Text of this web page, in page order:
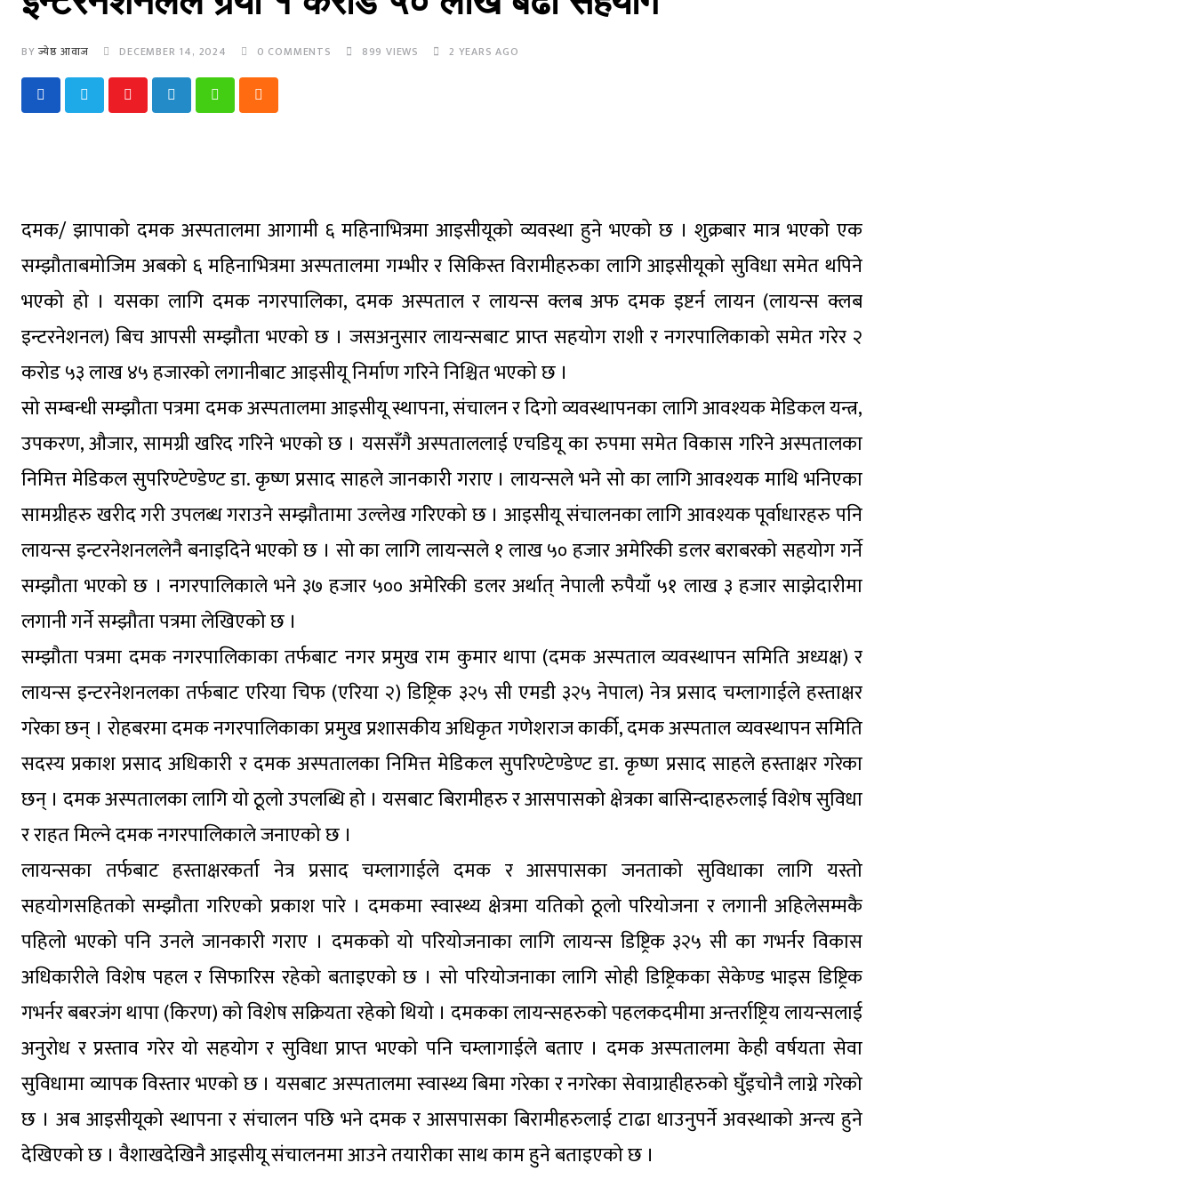
BYज्येष्ठ आवाज DECEMBER 14, 2024 0 COMMENTS 899 VIEWS 2 YEARS AGO
YoutubeLinkedInWhatsappCloud
दमक/ झापाको दमक अस्पतालमा आगामी ६ महिनाभित्रमा आइसीयूको व्यवस्था हुने भएको छ । शुक्रबार मात्र भएको एक
सम्झौताबमोजिम अबको ६ महिनाभित्रमा अस्पतालमा गम्भीर र सिकिस्त विरामीहरुका लागि आइसीयूको सुविधा समेत थपिने
भएको हो । यसका लागि दमक नगरपालिका, दमक अस्पताल र लायन्स क्लब अफ दमक इष्टर्न लायन (लायन्स क्लब
इन्टरनेशनल) बिच आपसी सम्झौता भएको छ । जसअनुसार लायन्सबाट प्राप्त सहयोग राशी र नगरपालिकाको समेत गरेर २
करोड ५३ लाख ४५ हजारको लगानीबाट आइसीयू निर्माण गरिने निश्चित भएको छ ।
सो सम्बन्धी सम्झौता पत्रमा दमक अस्पतालमा आइसीयू स्थापना, संचालन र दिगो व्यवस्थापनका लागि आवश्यक मेडिकल यन्त्र,
उपकरण, औजार, सामग्री खरिद गरिने भएको छ । यससँगै अस्पताललाई एचडियू का रुपमा समेत विकास गरिने अस्पतालका
निमित्त मेडिकल सुपरिण्टेण्डेण्ट डा. कृष्ण प्रसाद साहले जानकारी गराए । लायन्सले भने सो का लागि आवश्यक माथि भनिएका
सामग्रीहरु खरीद गरी उपलब्ध गराउने सम्झौतामा उल्लेख गरिएको छ । आइसीयू संचालनका लागि आवश्यक पूर्वाधारहरु पनि
लायन्स इन्टरनेशनललेनै बनाइदिने भएको छ । सो का लागि लायन्सले १ लाख ५० हजार अमेरिकी डलर बराबरको सहयोग गर्ने
सम्झौता भएको छ । नगरपालिकाले भने ३७ हजार ५०० अमेरिकी डलर अर्थात् नेपाली रुपैयाँ ५१ लाख ३ हजार साझेदारीमा
लगानी गर्ने सम्झौता पत्रमा लेखिएको छ ।
सम्झौता पत्रमा दमक नगरपालिकाका तर्फबाट नगर प्रमुख राम कुमार थापा (दमक अस्पताल व्यवस्थापन समिति अध्यक्ष) र
लायन्स इन्टरनेशनलका तर्फबाट एरिया चिफ (एरिया २) डिष्ट्रिक ३२५ सी एमडी ३२५ नेपाल) नेत्र प्रसाद चम्लागाईले हस्ताक्षर
गरेका छन् । रोहबरमा दमक नगरपालिकाका प्रमुख प्रशासकीय अधिकृत गणेशराज कार्की, दमक अस्पताल व्यवस्थापन समिति
सदस्य प्रकाश प्रसाद अधिकारी र दमक अस्पतालका निमित्त मेडिकल सुपरिण्टेण्डेण्ट डा. कृष्ण प्रसाद साहले हस्ताक्षर गरेका
छन् । दमक अस्पतालका लागि यो ठूलो उपलब्धि हो । यसबाट बिरामीहरु र आसपासको क्षेत्रका बासिन्दाहरुलाई विशेष सुविधा
र राहत मिल्ने दमक नगरपालिकाले जनाएको छ ।
लायन्सका तर्फबाट हस्ताक्षरकर्ता नेत्र प्रसाद चम्लागाईले दमक र आसपासका जनताको सुविधाका लागि यस्तो
सहयोगसहितको सम्झौता गरिएको प्रकाश पारे । दमकमा स्वास्थ्य क्षेत्रमा यतिको ठूलो परियोजना र लगानी अहिलेसम्मकै
पहिलो भएको पनि उनले जानकारी गराए । दमकको यो परियोजनाका लागि लायन्स डिष्ट्रिक ३२५ सी का गभर्नर विकास
अधिकारीले विशेष पहल र सिफारिस रहेको बताइएको छ । सो परियोजनाका लागि सोही डिष्ट्रिकका सेकेण्ड भाइस डिष्ट्रिक
गभर्नर बबरजंग थापा (किरण) को विशेष सक्रियता रहेको थियो । दमकका लायन्सहरुको पहलकदमीमा अन्तर्राष्ट्रिय लायन्सलाई
अनुरोध र प्रस्ताव गरेर यो सहयोग र सुविधा प्राप्त भएको पनि चम्लागाईले बताए । दमक अस्पतालमा केही वर्षयता सेवा
सुविधामा व्यापक विस्तार भएको छ । यसबाट अस्पतालमा स्वास्थ्य बिमा गरेका र नगरेका सेवाग्राहीहरुको घुँइचोनै लाग्ने गरेको
छ । अब आइसीयूको स्थापना र संचालन पछि भने दमक र आसपासका बिरामीहरुलाई टाढा धाउनुपर्ने अवस्थाको अन्त्य हुने
देखिएको छ । वैशाखदेखिनै आइसीयू संचालनमा आउने तयारीका साथ काम हुने बताइएको छ ।